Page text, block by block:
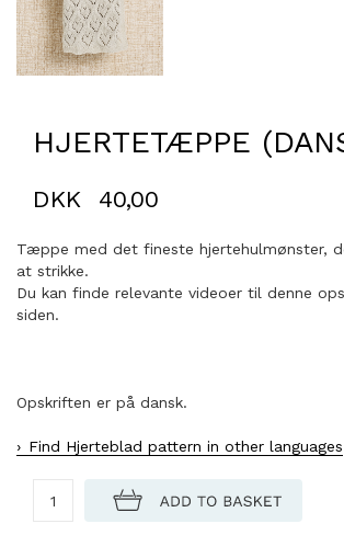
HJERTETÆPPE
DKK 40,00
Tæppe med det fineste hjertehulmønster,
at strikke.
Du kan finde relevante videoer til denne
siden.
Opskriften er på dansk.
Find Hjerteblad pattern in other languages